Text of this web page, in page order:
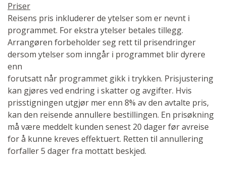
Priser
Reisens pris inkluderer de ytelser som er nevnt i
programmet. For ekstra ytelser betales tillegg.
Arrangøren forbeholder seg rett til prisendringer
dersom ytelser som inngår i programmet blir dyrere
enn
forutsatt når programmet gikk i trykken. Prisjustering
kan gjøres ved endring i skatter og avgifter. Hvis
prisstigningen utgjør mer enn 8% av den avtalte pris,
kan den reisende annullere bestillingen. En prisøkning
må være meddelt kunden senest 20 dager før avreise
for å kunne kreves effektuert. Retten til annullering
forfaller 5 dager fra mottatt beskjed.